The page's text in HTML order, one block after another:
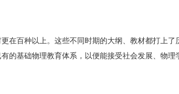
在百种以上。这些不同时期的大纲、教材都打上
基础物理教育体系，以便能接受社会发展、物理